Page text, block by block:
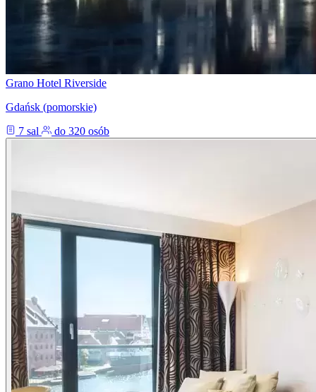
Grano Hotel Riverside
Gdańsk (pomorskie)
7 sal
do 320 osób